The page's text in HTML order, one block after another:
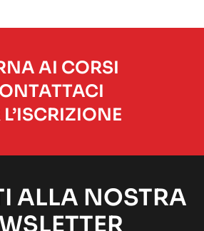
AI CORSI
L’ISCRIZIONE
ALLA NOSTRA